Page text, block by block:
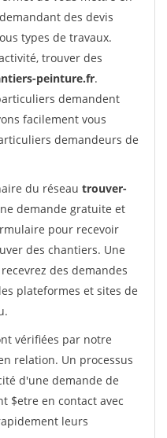
des devis
types de travaux.
trouver des
peinture.fr.
demandent
facilement vous
demandeurs de
du réseau trouver-
demande gratuite et
pour recevoir
des chantiers. Une
des demandes
plateformes et sites de
vérifiées par notre
relation. Un processus
d'une demande de
$etre en contact avec
leurs